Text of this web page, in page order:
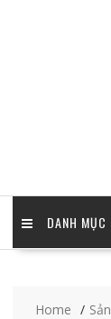
DANH MỤC
Home